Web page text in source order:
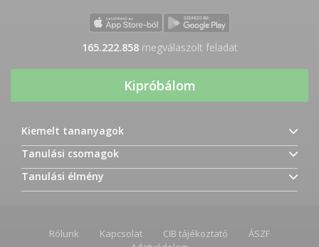
165.222.858megválaszolt feladat
Kipróbálom
Kiemelt tananyagok
Tanulási csomagok
Tanulási élmény
Rólunk Kapcsolat CIB tájékoztató
ÁSZF